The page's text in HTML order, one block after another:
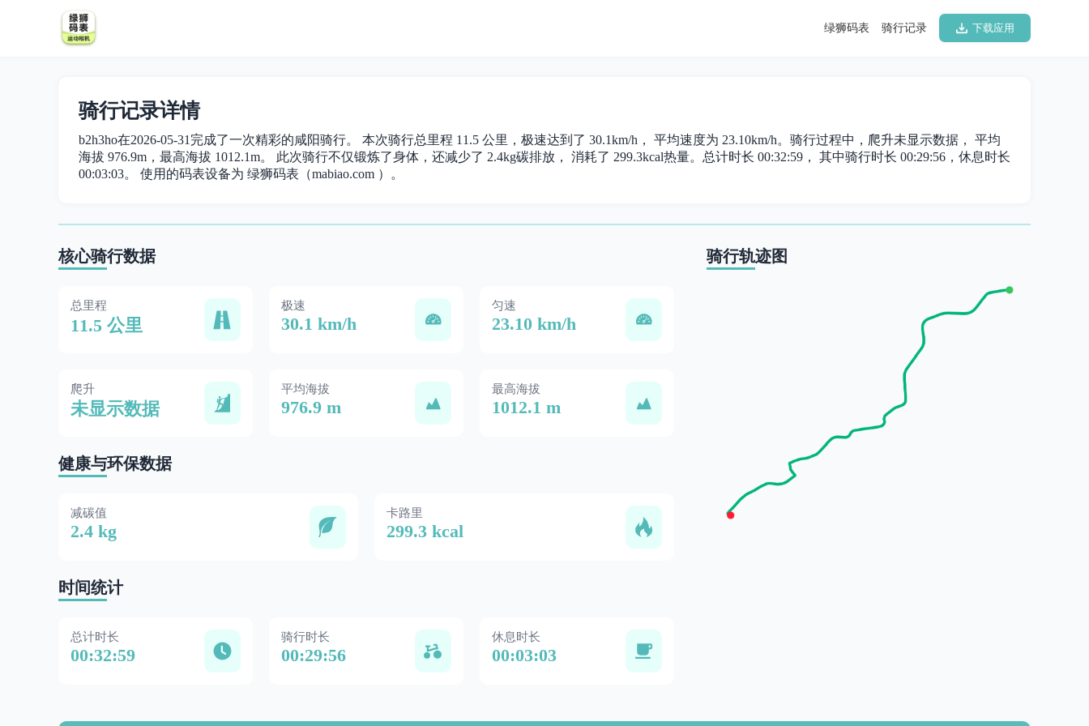
下载应用
骑行记录
绿狮码表
骑行记录详情
b2h3ho在2026-05-31完成了一次精彩的咸阳骑行。 本次骑行总里程 11.5 公里，极速达到了 30.1km/h， 平均速度为 23.10km/h。骑行过程中，爬升未显示数据， 平均
海拔 976.9m，最高海拔 1012.1m。 此次骑行不仅锻炼了身体，还减少了 2.4kg碳排放， 消耗了 299.3kcal热量。总计时长 00:32:59， 其中骑行时长 00:29:56，休息时长
00:03:03。 使用的码表设备为 绿狮码表（mabiao.com ）。
核心骑行数据
总里程
11.5 公里
极速
30.1 km/h
匀速
23.10 km/h
爬升
未显示数据
平均海拔
976.9 m
最高海拔
1012.1 m
健康与环保数据
减碳值
2.4 kg
卡路里
299.3 kcal
时间统计
总计时长
00:32:59
骑行时长
00:29:56
休息时长
00:03:03
骑行轨迹图